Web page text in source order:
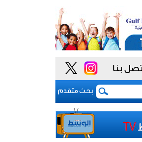
بنا
بحث متقدم
يمنح الحكومة السعودية أدوات أكثر